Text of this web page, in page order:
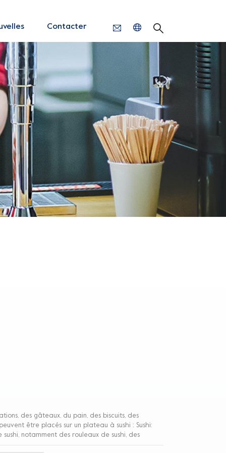
Contacter
des gâteaux, du pain, des biscuits, des
être placés sur un plateau à sushi : Sushi:
notamment des rouleaux de sushi, des
et de sashimi ou d'autres ingrédients. Sashimis: